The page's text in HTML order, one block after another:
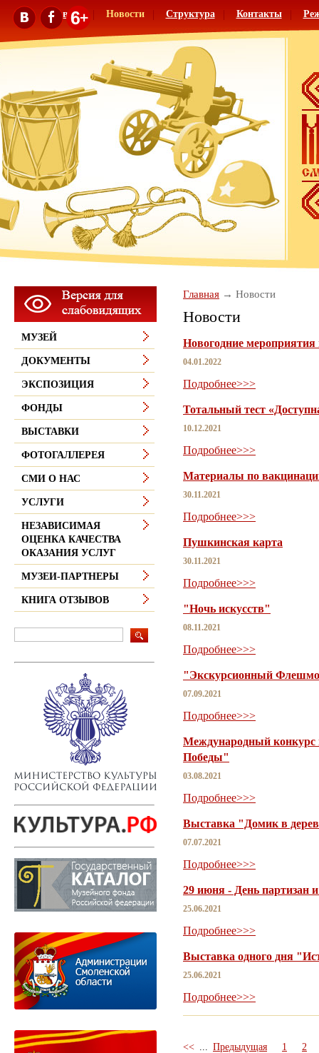
Главная Новости Структура Контакты
Главная Новости
Новости
Новогодние мероприятия
04.01.2022
Подробнее>>>
Тотальный тест
10.12.2021
Подробнее>>>
Материалы по
30.11.2021
Подробнее>>>
Пушкинская карта
30.11.2021
Подробнее>>>
"Ночь искусств"
08.11.2021
Подробнее>>>
"Экскурсионный
07.09.2021
Подробнее>>>
Международный конкурс
Победы"
03.08.2021
Подробнее>>>
Выставка "Домик в
07.07.2021
Подробнее>>>
29 июня - День партизан
25.06.2021
Подробнее>>>
Выставка одного дня
25.06.2021
Подробнее>>>
<< Предыдущая 1
2
МУЗЕЙ
ДОКУМЕНТЫ
ЭКСПОЗИЦИЯ
ФОНДЫ
ВЫСТАВКИ
ФОТОГАЛЛЕРЕЯ
СМИ О НАС
УСЛУГИ
НЕЗАВИСИМАЯ
ОЦЕНКА КАЧЕСТВА
ОКАЗАНИЯ УСЛУГ
МУЗЕИ-ПАРТНЕРЫ
КНИГА ОТЗЫВОВ